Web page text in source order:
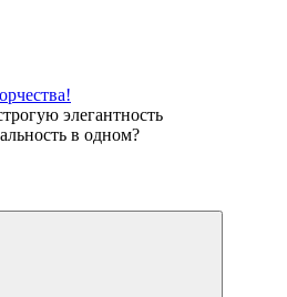
элегантность
в одном?